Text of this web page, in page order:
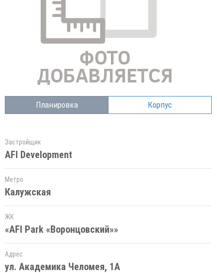
Планировка Корпус
Застройщик
AFI Development
Метро
Калужская
ЖК
«AFI Park «Воронцовский»»
Адрес
ул. Академика Челомея, 1А